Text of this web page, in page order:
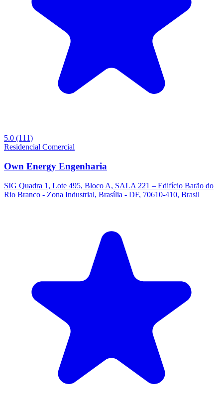
5.0 (111)
Residencial Comercial
Own Energy Engenharia
SIG Quadra 1, Lote 495, Bloco A, SALA 221 – Edifício Barão do
Rio Branco - Zona Industrial, Brasília - DF, 70610-410, Brasil